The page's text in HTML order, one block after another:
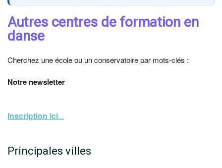
Autres centres de formation en
danse
Cherchez une école ou un conservatoire par mots-clés :
Notre newsletter
Inscription ici...
Principales villes